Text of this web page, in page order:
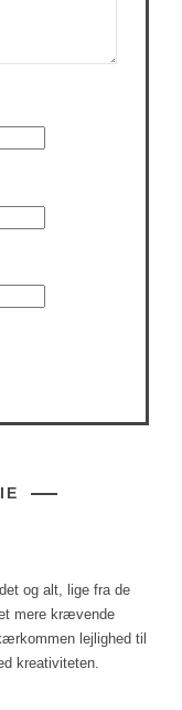
og alt, lige fra de
mere krævende
lejlighed til
kreativiteten.